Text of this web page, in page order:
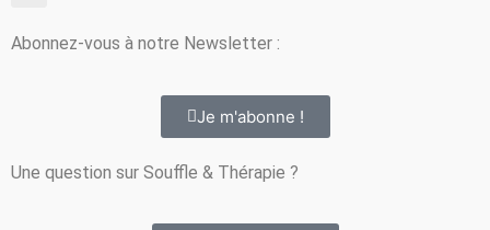
Abonnez-vous à notre Newsletter :
Je m'abonne !
Une question sur Souffle & Thérapie ?